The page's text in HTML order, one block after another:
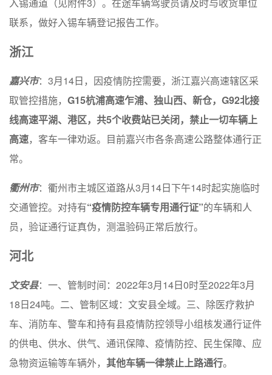
入锡通道（见附件3）。在途车辆驾驶员请及时与收货单位
联系，做好入锡车辆登记报告工作。
浙江
嘉兴市：3月14日，因疫情防控需要，浙江嘉兴高速辖区采
取管控措施， G15杭浦高速乍浦、独山西、新仓，G92北接
线高速平湖、港区，共5个收费站已关闭，禁止一切车辆上
高速，客车一律劝返。目前嘉兴市各条高速公路整体通行正
常。
衢州市：衢州市主城区道路从3月14日下午14时起实施临时
交通管控。对持有“疫情防控车辆专用通行证”的车辆和人
员，验证通行证真伪，测温验码正常后放行。
河北
文安县：一、管制时间：2022年3月14日0时至2022年3月
18日24吨。二、管制区域：文安县全域。三、除医疗救护
车、消防车、警车和持有县疫情防控领导小组核发通行证件
的供电、供水、供气、通讯保障、疫情防控、民生保障、应
急物资运输等车辆外， 其他车辆一律禁止上路通行。